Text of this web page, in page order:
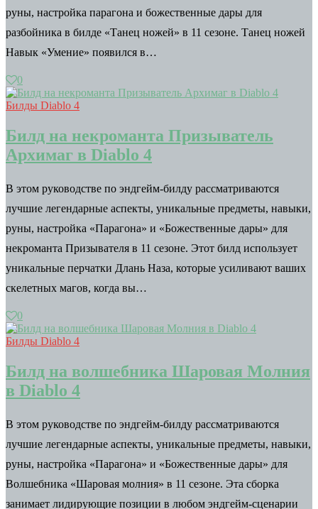
руны, настройка парагона и божественные дары для
разбойника в билде «Танец ножей» в 11 сезоне. Танец ножей
Навык «Умение» появился в…
0
Билды Diablo 4
Билд на некроманта Призыватель
Архимаг в Diablo 4
В этом руководстве по эндгейм-билду рассматриваются
лучшие легендарные аспекты, уникальные предметы, навыки,
руны, настройка «Парагона» и «Божественные дары» для
некроманта Призывателя в 11 сезоне. Этот билд использует
уникальные перчатки Длань Наза, которые усиливают ваших
скелетных магов, когда вы…
0
Билды Diablo 4
Билд на волшебника Шаровая Молния
в Diablo 4
В этом руководстве по эндгейм-билду рассматриваются
лучшие легендарные аспекты, уникальные предметы, навыки,
руны, настройка «Парагона» и «Божественные дары» для
Волшебника «Шаровая молния» в 11 сезоне. Эта сборка
занимает лидирующие позиции в любом эндгейм-сценарии